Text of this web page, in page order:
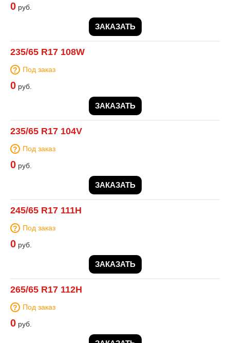
0 руб.
ЗАКАЗАТЬ
235/65 R17 108W
Под заказ
0 руб.
ЗАКАЗАТЬ
235/65 R17 104V
Под заказ
0 руб.
ЗАКАЗАТЬ
245/65 R17 111H
Под заказ
0 руб.
ЗАКАЗАТЬ
265/65 R17 112H
Под заказ
0 руб.